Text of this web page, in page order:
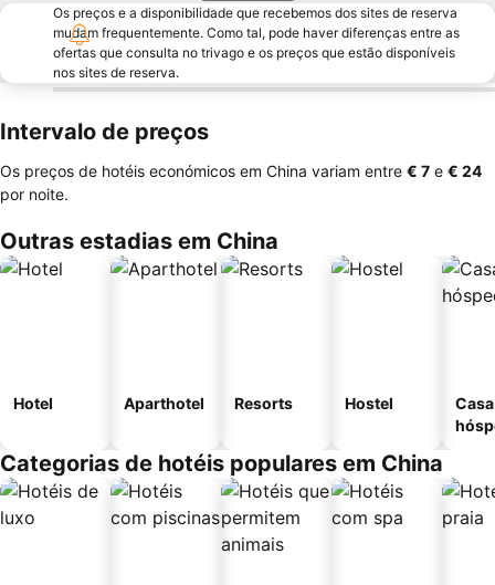
Os preços e a disponibilidade que recebemos dos sites de reserva
mudam frequentemente. Como tal, pode haver diferenças entre as
ofertas que consulta no trivago e os preços que estão disponíveis
nos sites de reserva.
Intervalo de preços
Os preços de hotéis económicos em China variam entre ‎€ 7 e ‎€ 24
por noite.
Outras estadias em China
Hotel Aparthotel Resorts Hostel
Categorias de hotéis populares em China